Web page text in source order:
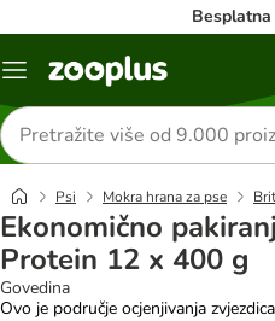
Izbornik
Traži
proizvode
Psi Mokra hrana za pse Brit
Ekonomično
Protein 12 x 400 g
Govedina
Ovo je područje ocjenjivanja